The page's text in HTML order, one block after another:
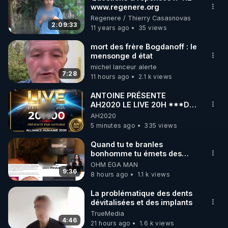
🌱 INSTAGRAM
https://www.instagram.com/rdlr_thierrycasasnovas/
http://rgnr.li/instagram
🌱 LA NEWSLETTER
Pour ne pas rater l’actualité RGNR (stages,
http://rgnr.li/news
🌱 VIDÉOS NON CENSURÉES SUR ODYSEE
Toutes les vidéos Youtube sont aussi sur la
http://rgnr.li/odysee
🌱 LES STAGES EN PRÉSENTIEL
http://rgnr.li/stages
2:09:33
www.regenere.org
Regenere / Thierry Casasnovas
11 years ago
35 views
7:28
mort des frère Bogdanoff : le
mensonge d état
michel lanceur alerte
11 hours ago
2.1 k views
ANTOINE PRÉSENTE
AH2020 LE LIVE 20H ***DU
06/08/2026***
AH2020
5 minutes ago
335 views
9:36
Quand tu te branles
bonhomme tu émets des
ondes ils ont juste omis de
t'expliquer
OHM ÉGA MAN
8 hours ago
1.1 k views
4:46
La problématique des dents
dévitalisées et des implants
TrueMedia
21 hours ago
1.6 k views